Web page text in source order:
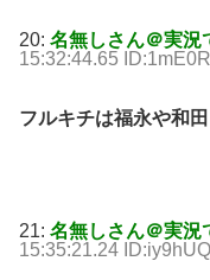
20: 名無しさん＠実況
15:32:44.65
フルキチは福永や和
21: 名無しさん＠実況
15:35:21.24